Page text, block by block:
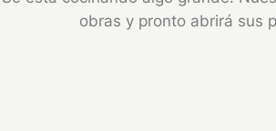
obras y pronto abrirá sus